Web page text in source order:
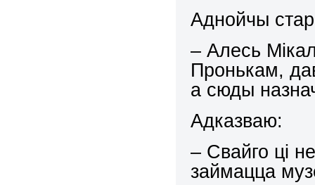
Аднойчы
– Алесь
Пронькам,
а сюды
Адказваю:
– Свайго ці
займацца